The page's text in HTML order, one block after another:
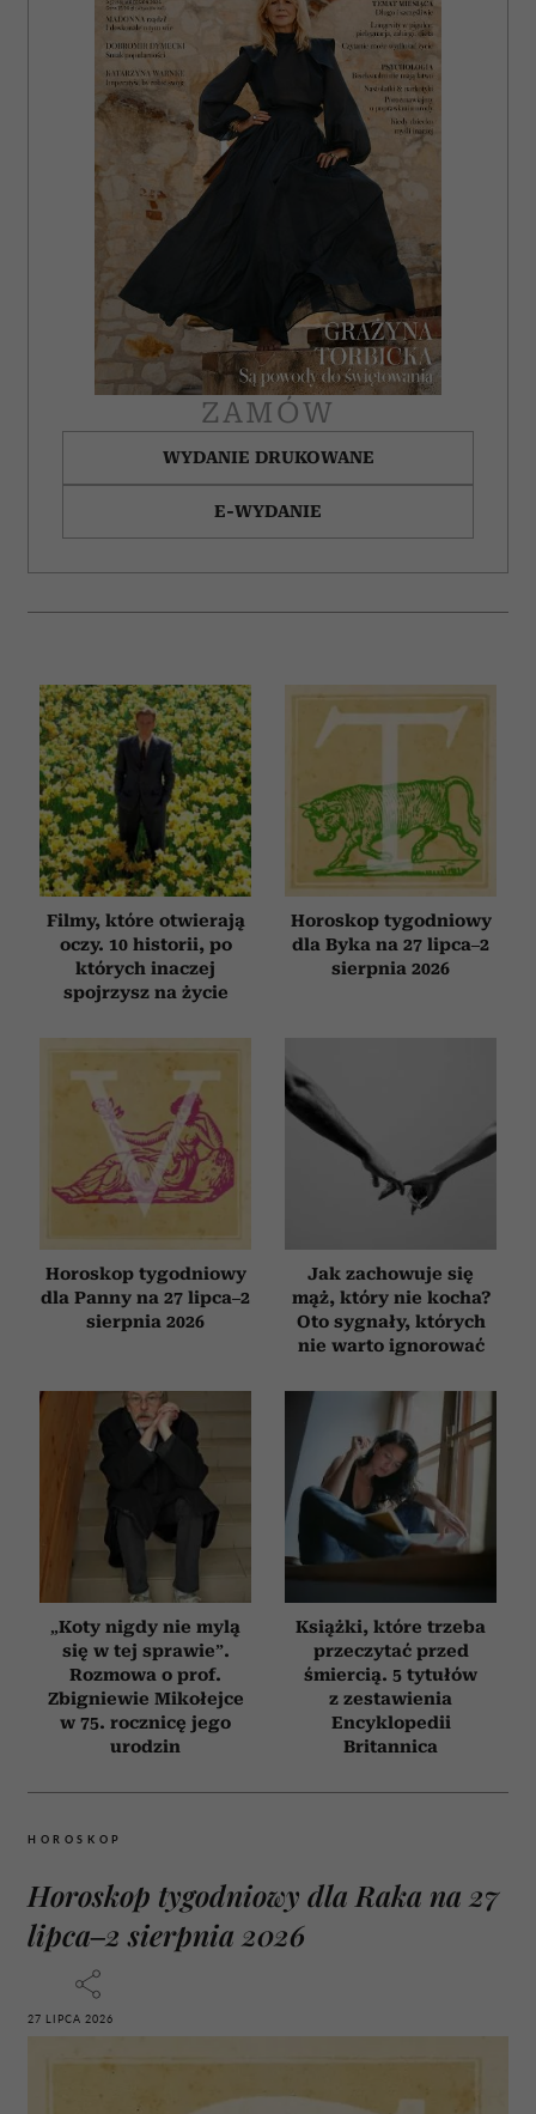
ZAMÓW
WYDANIE DRUKOWANE
E-WYDANIE
Filmy, które otwierają
oczy. 10 historii, po
których inaczej
spojrzysz na życie
Horoskop tygodniowy
dla Byka na 27 lipca–2
sierpnia 2026
Horoskop tygodniowy
dla Panny na 27 lipca–2
sierpnia 2026
Jak zachowuje się
mąż, który nie kocha?
Oto sygnały, których
nie warto ignorować
„Koty nigdy nie mylą
się w tej sprawie”.
Rozmowa o prof.
Zbigniewie Mikołejce
w 75. rocznicę jego
urodzin
Książki, które trzeba
przeczytać przed
śmiercią. 5 tytułów
z zestawienia
Encyklopedii
Britannica
HOROSKOP
Horoskop tygodniowy dla Raka na 27
lipca–2 sierpnia 2026
27 LIPCA 2026